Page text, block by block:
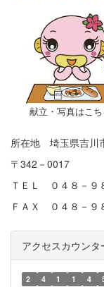
献立・写真はこち
所在地 埼玉県吉川
〒342－0017
ＴＥＬ ０４８－９
ＦＡＸ ０４８－９
アクセスカウンタ
2 4 1 1 4